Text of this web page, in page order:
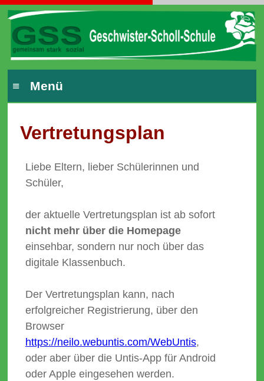
≡ Menü
Vertretungsplan
Liebe Eltern, lieber Schülerinnen und
Schüler,
der aktuelle Vertretungsplan ist ab sofort
nicht mehr über die Homepage
einsehbar, sondern nur noch über das
digitale Klassenbuch.
Der Vertretungsplan kann, nach
erfolgreicher Registrierung, über den
Browser
https://neilo.webuntis.com/WebUntis,
oder aber über die Untis-App für Android
oder Apple eingesehen werden.